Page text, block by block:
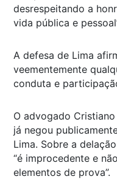
desrespeitando a
vida pública e
A defesa de Lima
veementemente
conduta e
O advogado
já negou
Lima. Sobre a
“é improcedente e
elementos de prova”.